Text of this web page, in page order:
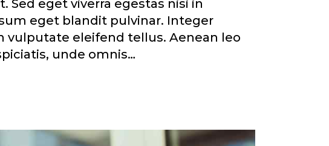
eget viverra egestas nisi in
eget blandit pulvinar. Integer
vulputate eleifend tellus. Aenean leo
unde omnis…